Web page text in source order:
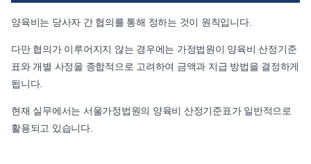
양육비는 당사자 간 협의를 통해 정하는 것이 원칙입니다.
다만 협의가 이루어지지 않는 경우에는 가정법원이 양육비 산정기준
표와 개별 사정을 종합적으로 고려하여 금액과 지급 방법을 결정하게
됩니다.
현재 실무에서는 서울가정법원의 양육비 산정기준표가 일반적으로
활용되고 있습니다.